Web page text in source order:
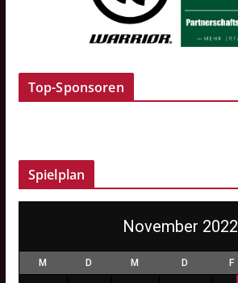
Top-Sponsoren
Spielplan
November 2022
M D M D F